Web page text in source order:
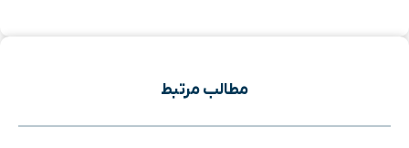
مطالب مرتبط